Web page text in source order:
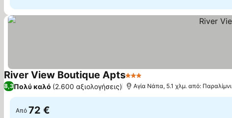
River View Boutique Apts3 Αστέρια
8,3Πολύ καλό (2.600 αξιολογήσεις) Αγία Νάπα, 5.1 χλμ. από: Παραλίμνι
Από 72 €